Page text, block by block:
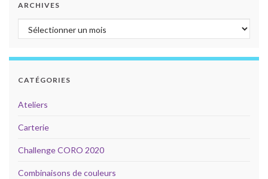
ARCHIVES
Archives
CATÉGORIES
Ateliers
Carterie
Challenge CORO 2020
Combinaisons de couleurs